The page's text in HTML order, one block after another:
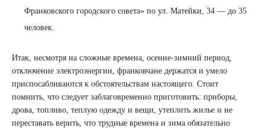
Франковского городского совета» по ул. Матейки, 34 — до 35
человек.
Итак, несмотря на сложные времена, осенне-зимний период,
отключение электроэнергии, франковчане держатся и умело
приспосабливаются к обстоятельствам настоящего. Стоит
помнить, что следует заблаговременно приготовить: приборы,
дрова, топливо, теплую одежду и вещи, утеплить жилье и не
переставать верить, что трудные времена и зима обязательно